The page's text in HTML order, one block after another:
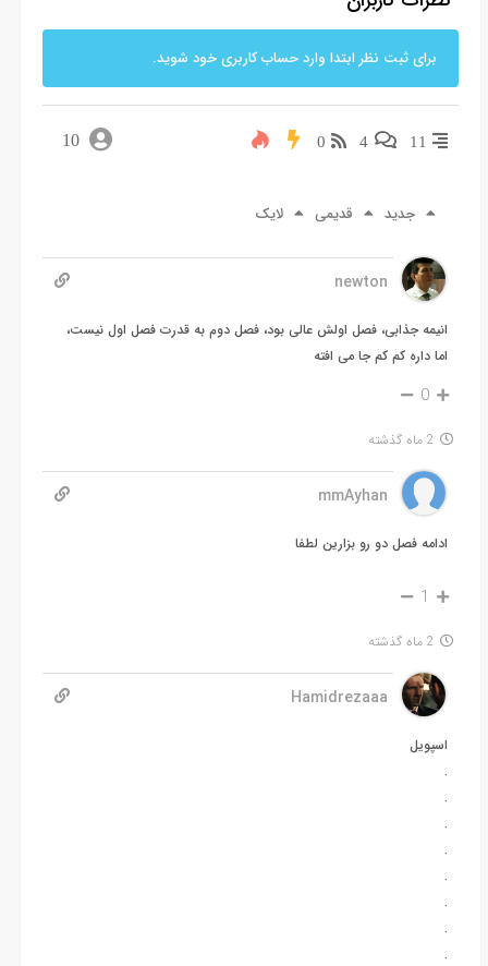
برای ثبت نظر ابتدا وارد حساب کاربری خود شوید.
11
4
0
10
جدید قدیمی لایک
newton
انیمه جذابی، فصل اولش عالی بود، فصل دوم به قدرت فصل اول نیست،
اما داره کم کم جا می افته
0
2 ماه گذشته
mmAyhan
ادامه فصل دو رو بزارین لطفا
1
2 ماه گذشته
Hamidrezaaa
اسپویل
.
.
.
.
.
.
.
.